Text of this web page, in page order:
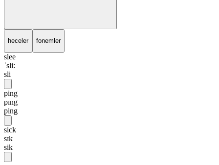
heceler fonemler
slee
ˈsli:
sli
ping
pɪng
ping
sick
sɪk
sik